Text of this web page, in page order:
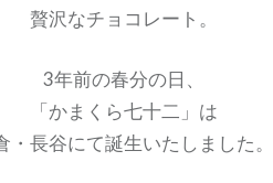
贅沢なチョコレート。
3年前の春分の日、
「かまくら七十二」は
・長谷にて誕生いたしました。